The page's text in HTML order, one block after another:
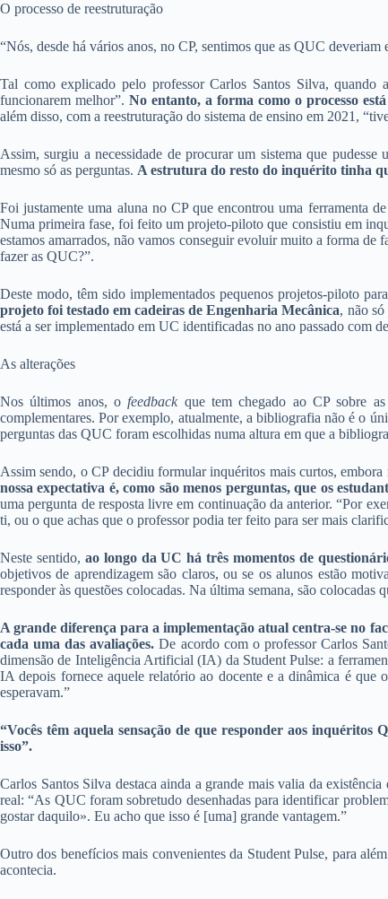
O processo de reestruturação
“Nós, desde há vários anos, no CP, sentimos que as QUC
Tal como explicado pelo professor Carlos Santos Silva, quando
funcionarem melhor”.No entanto, a forma como o processo
além disso, com a reestruturação do sistema de ensino em 2021,
Assim, surgiu a necessidade de procurar um sistema que
mesmo só as perguntas. A estrutura do resto do inquérito tinha
Foi justamente uma aluna no CP que encontrou uma ferramenta
Numa primeira fase, foi feito um projeto-piloto que consistiu em
estamos amarrados, não vamos conseguir evoluir muito a forma de
fazer as QUC?”.
Deste modo, têm sido implementados pequenos projetos-piloto
projeto foi testado em cadeiras de Engenharia Mecânica, não
está a ser implementado em UC identificadas no ano passado com
As alterações
Nos últimos anos, ofeedback que tem chegado ao CP sobre
complementares. Por exemplo, atualmente, a bibliografia não é o
perguntas das QUC foram escolhidas numa altura em que a
Assim sendo, o CP decidiu formular inquéritos mais curtos,
nossa expectativa é, como são menos perguntas, que os
uma pergunta de resposta livre em continuação da anterior. “Por
ti, ou o que achas que o professor podia ter feito para ser mais
Neste sentido, ao longo da UC há três momentos de
objetivos de aprendizagem são claros, ou se os alunos estão
responder às questões colocadas. Na última semana, são colocadas
A grande diferença para a implementação atual centra-se no
cada uma das avaliações. De acordo com o professor Carlos
dimensão de Inteligência Artificial (IA) da Student Pulse: a
IA depois fornece aquele relatório ao docente e a dinâmica é que
esperavam.”
“Vocês têm aquela sensação de que responder aos
isso”.
Carlos Santos Silva destaca ainda a grande mais valia da
real: “As QUC foram sobretudo desenhadas para identificar
gostar daquilo». Eu acho que isso é [uma] grande vantagem.”
Outro dos benefícios mais convenientes da Student Pulse, para
acontecia.